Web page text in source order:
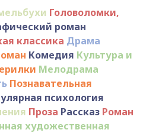
Головоломки,
роман
классика Драма
Комедия Культура и
Мелодрама
Познавательная
психология
Проза Рассказ Роман
художественная